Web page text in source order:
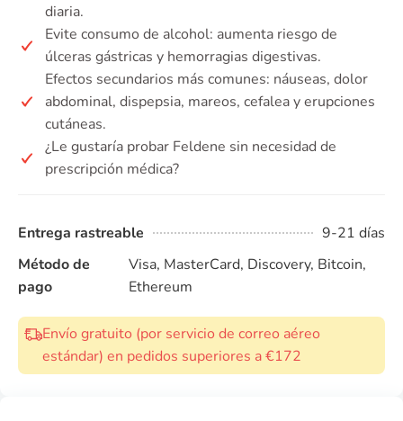
diaria.
Evite consumo de alcohol: aumenta riesgo de
úlceras gástricas y hemorragias digestivas.
Efectos secundarios más comunes: náuseas, dolor
abdominal, dispepsia, mareos, cefalea y erupciones
cutáneas.
¿Le gustaría probar Feldene sin necesidad de
prescripción médica?
Entrega rastreable
9-21 días
Método de
pago
Visa, MasterCard, Discovery, Bitcoin,
Ethereum
Envío gratuito (por servicio de correo aéreo
estándar) en pedidos superiores a €172